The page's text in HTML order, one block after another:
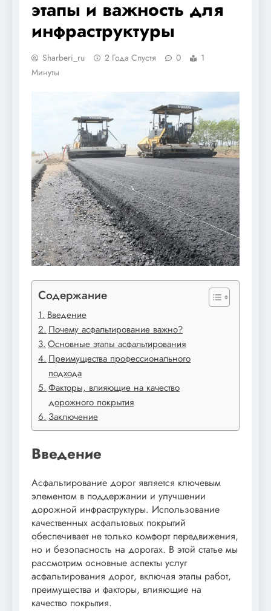
этапы и важность для
инфраструктуры
Sharberi_ru 2 Года Спустя 0
1
Минуты
Содержание
Введение
Почему асфальтирование важно?
Основные этапы асфальтирования
Преимущества профессионального
подхода
Факторы, влияющие на качество
дорожного покрытия
Заключение
Введение
Асфальтирование дорог является ключевым
элементом в поддержании и улучшении
дорожной инфраструктуры. Использование
качественных асфальтовых покрытий
обеспечивает не только комфорт передвижения,
но и безопасность на дорогах. В этой статье мы
рассмотрим основные аспекты услуг
асфальтирования дорог, включая этапы работ,
преимущества и факторы, влияющие на
качество покрытия.